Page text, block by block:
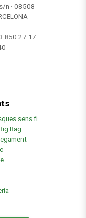
n · 08508
850 27 17
sens fi
Bag